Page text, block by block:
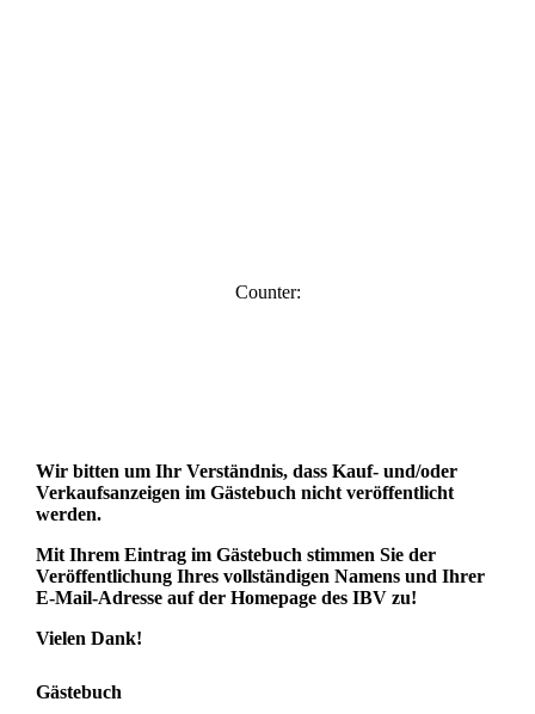
Counter:
Wir bitten um Ihr Verständnis, dass Kauf- und/oder
Verkaufsanzeigen im Gästebuch nicht veröffentlicht
werden.
Mit Ihrem Eintrag im Gästebuch stimmen Sie der
Veröffentlichung Ihres vollständigen Namens und Ihrer
E-Mail-Adresse auf der Homepage des IBV zu!
Vielen Dank!
Gästebuch